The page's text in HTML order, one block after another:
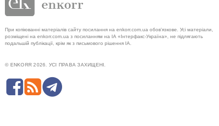
При копіюванні матеріалів сайту посилання на enkorr.com.ua обов'язкове. Усі матеріали,
розміщені на enkorr.com.ua з посиланням на ІА «Інтерфакс-Україна», не підлягають
подальшій публікації, крім як з письмового рішення ІА.
© ENKORR 2026. УСІ ПРАВА ЗАХИЩЕНІ.